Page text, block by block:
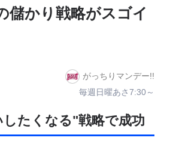
儲かり戦略がスゴイ
がっちりマンデー!!
毎週日曜あさ7:30～
たくなる"戦略で成功